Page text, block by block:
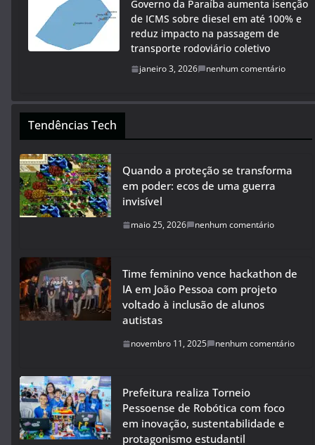
Governo da Paraíba aumenta isenção
de ICMS sobre diesel em até 100% e
reduz impacto na passagem de
transporte rodoviário coletivo
janeiro 3, 2026 nenhum comentário
Tendências Tech
Quando a proteção se transforma
em poder: ecos de uma guerra
invisível
maio 25, 2026 nenhum comentário
Time feminino vence hackathon de
IA em João Pessoa com projeto
voltado à inclusão de alunos
autistas
novembro 11, 2025 nenhum comentário
Prefeitura realiza Torneio
Pessoense de Robótica com foco
em inovação, sustentabilidade e
protagonismo estudantil